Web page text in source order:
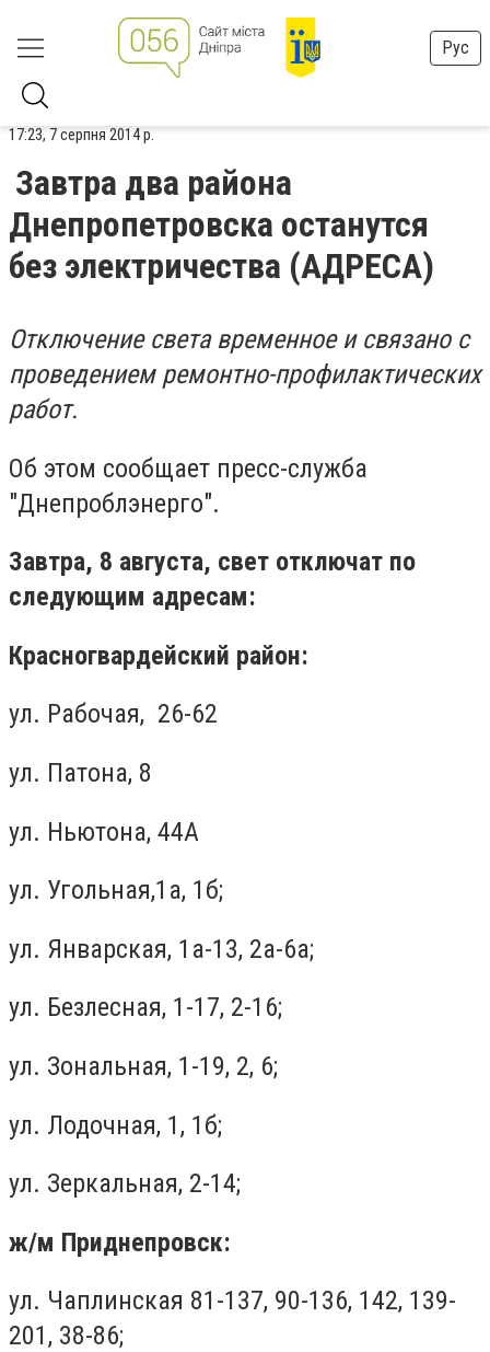
Рус
17:23, 7 серпня 2014 р.
Завтра два района
Днепропетровска останутся
без электричества (АДРЕСА)
Отключение света временное и связано с
проведением ремонтно-профилактических
работ.
Об этом сообщает пресс-служба
"Днепроблэнерго".
Завтра, 8 августа, свет отключат по
следующим адресам:
Красногвардейский район:
ул. Рабочая, 26-62
ул. Патона, 8
ул. Ньютона, 44А
ул. Угольная,1а, 1б;
ул. Январская, 1а-13, 2а-6а;
ул. Безлесная, 1-17, 2-16;
ул. Зональная, 1-19, 2, 6;
ул. Лодочная, 1, 1б;
ул. Зеркальная, 2-14;
ж/м Приднепровск:
ул. Чаплинская 81-137, 90-136, 142, 139-
201, 38-86;